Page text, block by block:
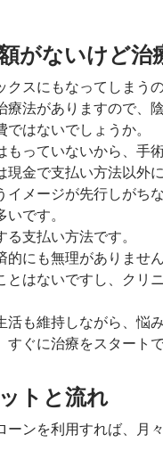
がないけど治
スにもなってしまう
法がありますので、
はないでしょうか。
もっていないから、手
金で支払い方法以外
イメージが先行しがち
です。
支払い方法です。
的にも無理がありませ
とはないですし、クリ
活も維持しながら、悩
すぐに治療をスタート
トと流れ
ーンを利用すれば、月